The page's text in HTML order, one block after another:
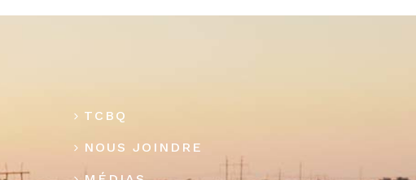
TCBQ
NOUS JOINDRE